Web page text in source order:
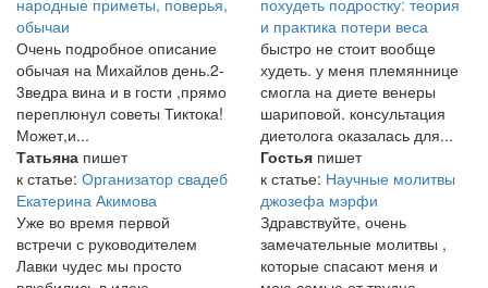
обычаи
Очень подробное описание
обычая на Михайлов день.2-
3ведра вина и в гости ,прямо
переплюнул советы Тиктока!
Может,и...
и практика потери веса
быстро не стоит вообще
худеть. у меня племяннице
смогла на диете венеры
шариповой. консультация
диетолога оказалась для...
Татьяна пишет
к статье: Организатор свадеб
Екатерина Акимова
Уже во время первой
встречи с руководителем
Лавки чудес мы просто
Гостья пишет
к статье: Научные молитвы
джозефа мэрфи
Здравствуйте, очень
замечательные молитвы ,
которые спасают меня и